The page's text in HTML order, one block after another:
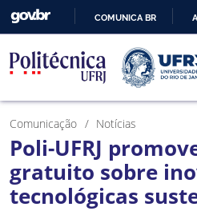
O
COMUNICA BR
Comunicação Notícias
Poli-UFRJ
gratuito sobre
tecnológicas